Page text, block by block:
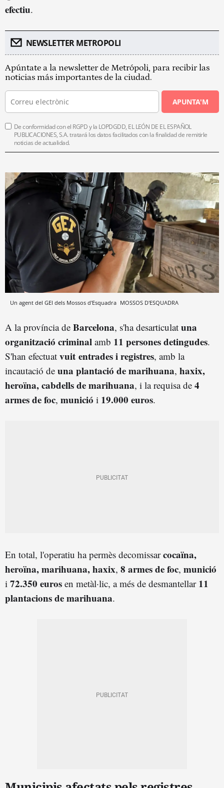
efectiu.
NEWSLETTER METROPOLI
Apúntate a la newsletter de Metrópoli, para recibir las
noticias más importantes de la ciudad.
APUNTA'M
De conformidad con el RGPD y la LOPDGDD, EL LEÓN DE EL ESPAÑOL
PUBLICACIONES, S.A. tratará los datos facilitados con la finalidad de remitirle
noticias de actualidad.
Un agent del GEI dels Mossos d'Esquadra MOSSOS D'ESQUADRA
A la província de Barcelona, s'ha desarticulat una
organització criminal amb 11 persones detingudes.
S'han efectuat vuit entrades i registres, amb la
incautació de una plantació de marihuana, haxix,
heroïna, cabdells de marihuana, i la requisa de 4
armes de foc, munició i 19.000 euros.
En total, l'operatiu ha permès decomissarcocaïna,
heroïna, marihuana, haxix, 8 armes de foc, munició
i 72.350 euros en metàl·lic, a més de desmantellar 11
plantacions de marihuana.